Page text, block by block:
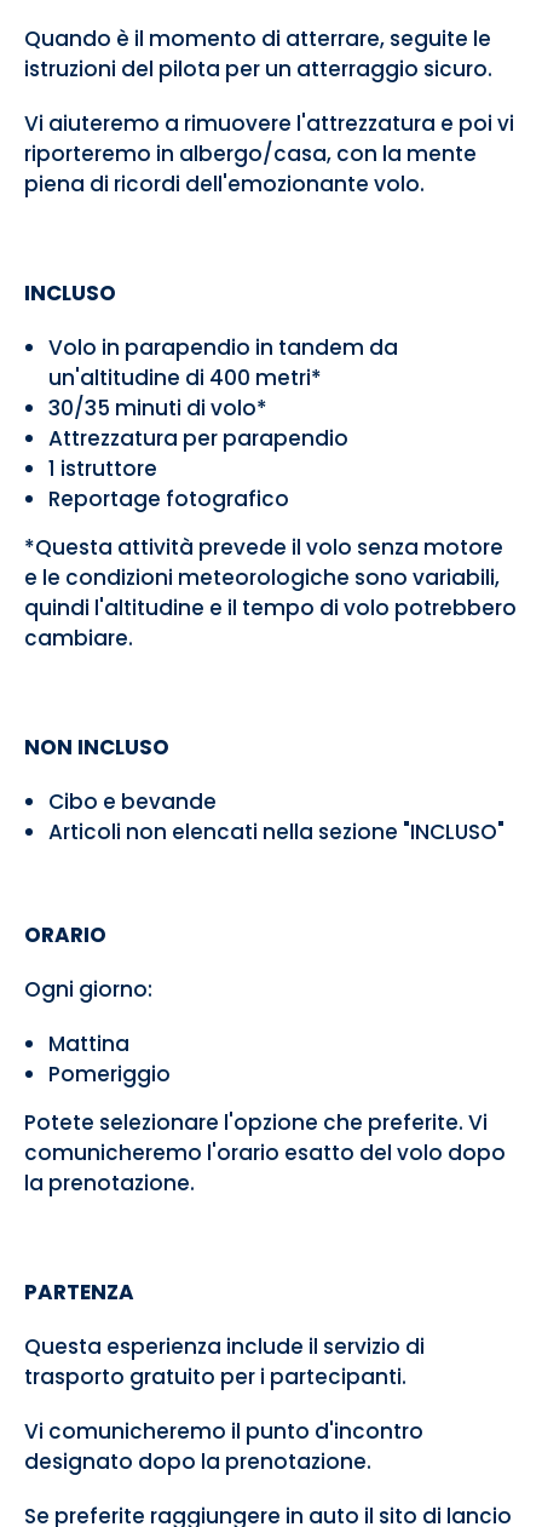
Quando è il momento di atterrare, seguite le
istruzioni del pilota per un atterraggio sicuro.
Vi aiuteremo a rimuovere l'attrezzatura e poi vi
riporteremo in albergo/casa, con la mente
piena di ricordi dell'emozionante volo.
INCLUSO
Volo in parapendio in tandem da
un'altitudine di 400 metri*
30/35 minuti di volo*
Attrezzatura per parapendio
1 istruttore
Reportage fotografico
*Questa attività prevede il volo senza motore
e le condizioni meteorologiche sono variabili,
quindi l'altitudine e il tempo di volo potrebbero
cambiare.
NON INCLUSO
Cibo e bevande
Articoli non elencati nella sezione "INCLUSO"
ORARIO
Ogni giorno:
Mattina
Pomeriggio
Potete selezionare l'opzione che preferite. Vi
comunicheremo l'orario esatto del volo dopo
la prenotazione.
PARTENZA
Questa esperienza include il servizio di
trasporto gratuito per i partecipanti.
Vi comunicheremo il punto d'incontro
designato dopo la prenotazione.
Se preferite raggiungere in auto il sito di lancio